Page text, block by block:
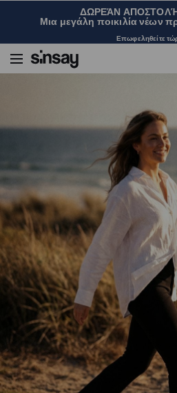
ΔΩΡΕΆΝ ΑΠΟΣΤΟΛΉ
Μια μεγάλη ποικιλία νέων
Επωφεληθείτε